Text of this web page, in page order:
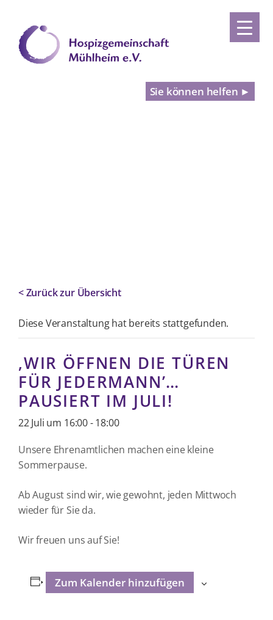
Sie können helfen ►
< Zurück zur Übersicht
Diese Veranstaltung hat bereits stattgefunden.
‚WIR ÖFFNEN DIE TÜREN
FÜR JEDERMANN’…
PAUSIERT IM JULI!
22 Juli um 16:00-18:00
Unsere Ehrenamtlichen machen eine kleine
Sommerpause.
Ab August sind wir, wie gewohnt, jeden Mittwoch
wieder für Sie da.
Wir freuen uns auf Sie!
Zum Kalender hinzufügen